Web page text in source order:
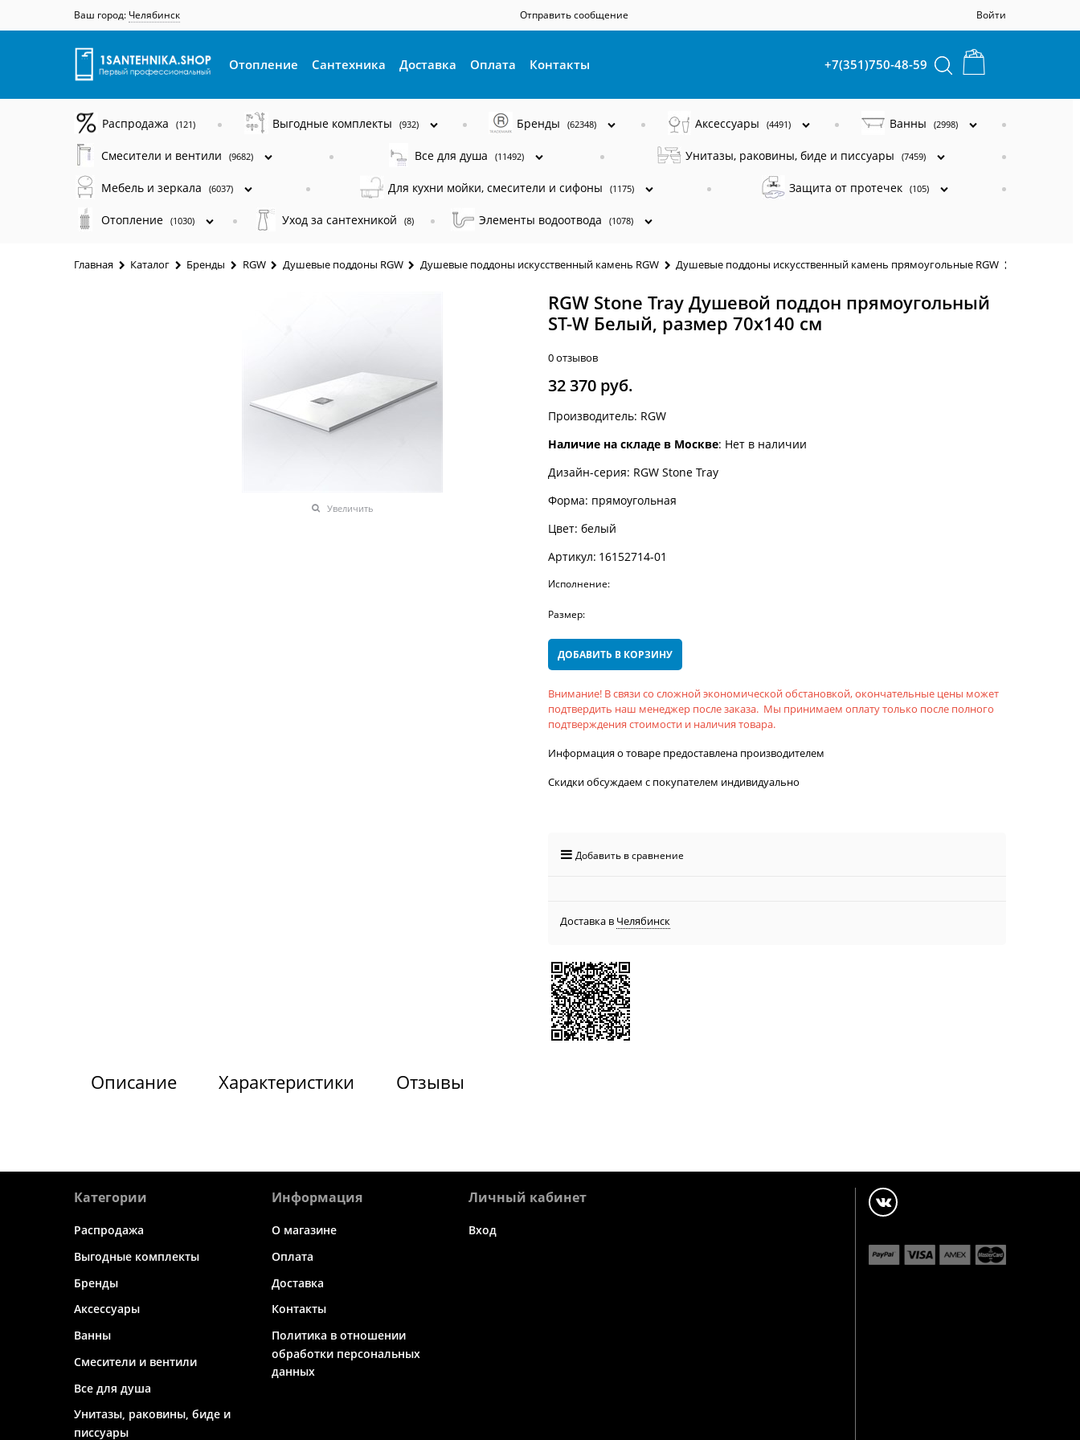
Ваш город: Челябинск Отправить сообщение Войти
Отопление Сантехника Доставка Оплата Контакты +7(351)750-48-59
Распродажа (121) Выгодные комплекты (932) Бренды (62348) Аксессуары (4491) Ванны (2998)
Смесители и вентили (9682) Все для душа (11492) Унитазы, раковины, биде и писсуары (7459)
Мебель и зеркала (6037) Для кухни мойки, смесители и сифоны (1175) Защита от протечек (105)
Отопление (1030) Уход за сантехникой (8) Элементы водоотвода (1078)
Главная Каталог Бренды RGW Душевые поддоны RGW Душевые поддоны искусственный камень RGW Душевые поддоны искусственный камень прямоугольные RGW
Увеличить
RGW Stone Tray Душевой поддон прямоугольный
ST-W Белый, размер 70x140 см
0 отзывов
32 370 руб.
Производитель: RGW
Наличие на складе в Москве: Нет в наличии
Дизайн-серия: RGW Stone Tray
Форма: прямоугольная
Цвет: белый
Артикул: 16152714-01
Исполнение:
Размер:
ДОБАВИТЬ В КОРЗИНУ
Внимание! В связи со сложной экономической обстановкой, окончательные цены может
подтвердить наш менеджер после заказа. Мы принимаем оплату только после полного
подтверждения стоимости и наличия товара.
Информация о товаре предоставлена производителем
Скидки обсуждаем с покупателем индивидуально
Добавить в сравнение
Доставка в Челябинск
Описание Характеристики Отзывы
Категории
Распродажа
Выгодные комплекты
Бренды
Аксессуары
Ванны
Смесители и вентили
Все для душа
Унитазы, раковины, биде и
писсуары
Информация
О магазине
Оплата
Доставка
Контакты
Политика в отношении
обработки персональных
данных
Личный кабинет
Вход